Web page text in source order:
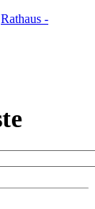
Rathaus -